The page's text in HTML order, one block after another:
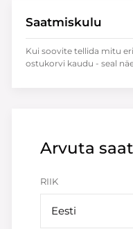
Arvuta
RIIK
Eesti
Saatmiskulu
Kui soovite tellida mitu
ostukorvi kaudu - seal